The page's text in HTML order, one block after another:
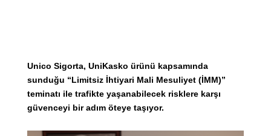
Unico Sigorta, UniKasko ürünü kapsamında
sunduğu “Limitsiz İhtiyari Mali Mesuliyet (İMM)”
teminatı ile trafikte yaşanabilecek risklere karşı
güvenceyi bir adım öteye taşıyor.